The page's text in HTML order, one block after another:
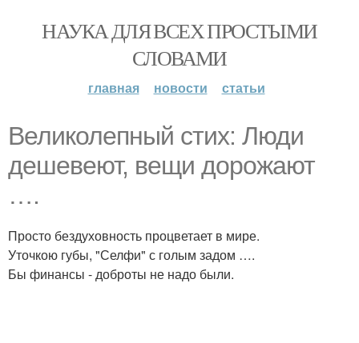
НАУКА ДЛЯ ВСЕХ ПРОСТЫМИ
СЛОВАМИ
главная новости статьи
Великолепный стих: Люди
дешевеют, вещи дорожают
….
Просто бездуховность процветает в мире.
Уточкою губы, "Селфи" с голым задом ….
Бы финансы - доброты не надо были.